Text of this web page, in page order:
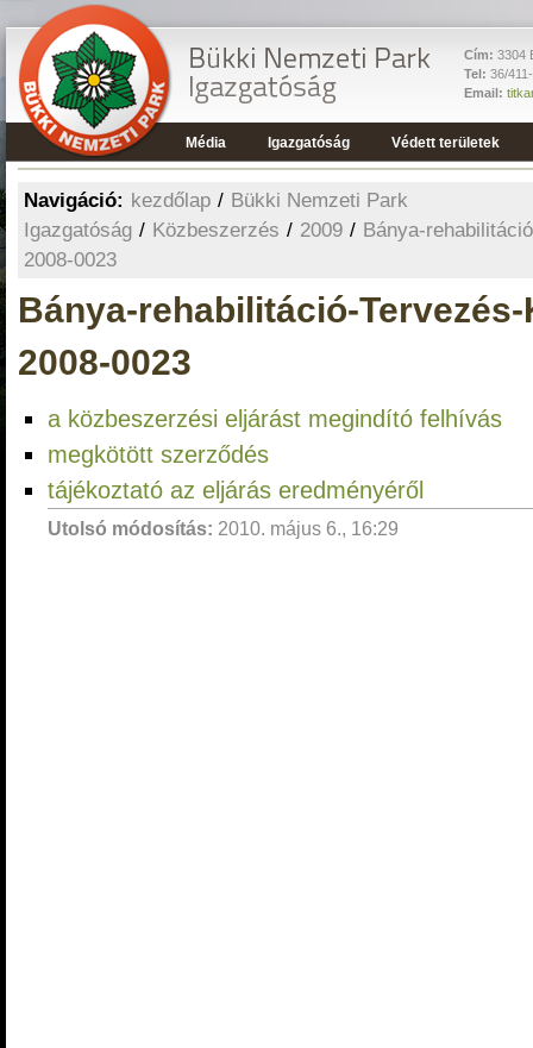
Cím: 3304
Tel: 36/
Email:
Média Igazgatóság Védett területek
Navigáció: kezdőlap / Bükki Nemzeti Park
Igazgatóság / Közbeszerzés / 2009 / Bánya-
2008-0023
Bánya-rehabilitáció-Tervezés-
2008-0023
a közbeszerzési eljárást megindító felhívás
megkötött szerződés
tájékoztató az eljárás eredményéről
Utolsó módosítás: 2010. május 6., 16:29